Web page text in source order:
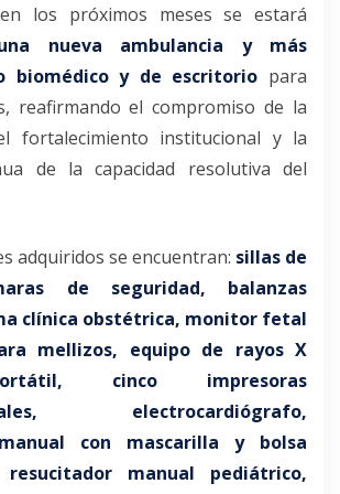
los próximos meses se estará
nueva ambulancia y más
biomédico y de escritorio para
reafirmando el compromiso de la
fortalecimiento institucional y la
de la capacidad resolutiva del
adquiridos se encuentran: sillas de
de seguridad, balanzas
clínica obstétrica, monitor fetal
mellizos, equipo de rayos X
cinco impresoras
electrocardiógrafo,
con mascarilla y bolsa
resucitador manual pediátrico,